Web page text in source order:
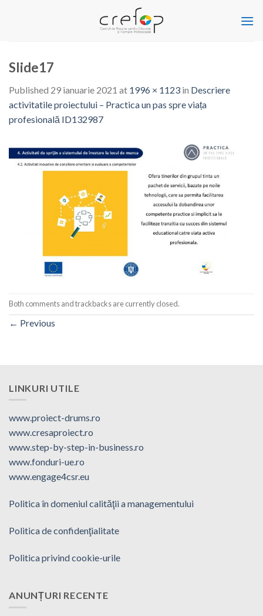
Slide17
Published 29 ianuarie 2021 at 1996 × 1123 in Descriere
activitatile proiectului – Practica un pas spre viața
profesională ID132987
Both comments and trackbacks are currently closed.
← Previous
LINKURI UTILE
www.proiect-drums.ro
www.cresaproiect.ro
www.step-by-step-in-business.ro
www.fonduri-ue.ro
www.engage4csr.eu
Politica în domeniul calităţii a managementului
Politica de confidenţialitate
Politica privind cookie-urile
ANUNȚURI RECENTE